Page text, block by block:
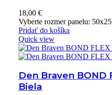
18,00 €
Vyberte rozmer panelu:
Pridať do košíka
Quick view
Den Braven BOND
Biela